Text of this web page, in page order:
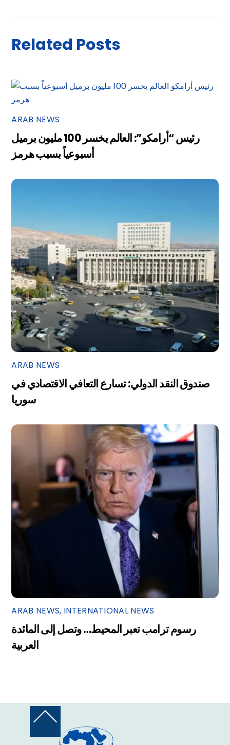
Related Posts
ARAB NEWS
رئيس “أرامكو”: العالم يخسر 100 مليون برميل
أسبوعياً بسبب هرمز
ARAB NEWS
صندوق النقد الدولي: تسارع التعافي الاقتصادي في
سوريا
ARAB NEWS, INTERNATIONAL NEWS
رسوم ترامب تعبر المحيط… وتصل إلى المائدة
العربية
Back
Top